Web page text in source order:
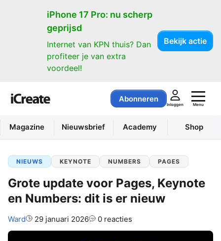
iPhone 17 Pro: nu scherp
geprijsd
Internet van KPN thuis? Dan
profiteer je van extra
voordeel!
Bekijk actie
Abonneren
Inloggen Menu
Magazine Nieuwsbrief Academy Shop
NIEUWS KEYNOTE NUMBERS PAGES
Grote update voor Pages, Keynote
en Numbers: dit is er nieuw
Auteur:
Ward 29 januari 2026 0 reacties